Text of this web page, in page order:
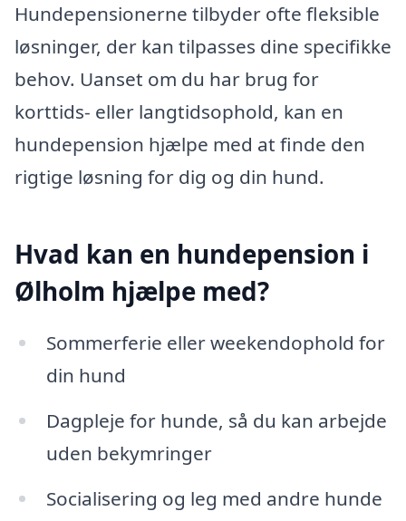
Hundepensionerne tilbyder ofte fleksible
løsninger, der kan tilpasses dine specifikke
behov. Uanset om du har brug for
korttids- eller langtidsophold, kan en
hundepension hjælpe med at finde den
rigtige løsning for dig og din hund.
Hvad kan en hundepension i
Ølholm hjælpe med?
Sommerferie eller weekendophold for
din hund
Dagpleje for hunde, så du kan arbejde
uden bekymringer
Socialisering og leg med andre hunde